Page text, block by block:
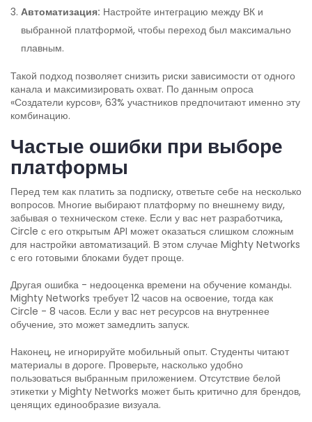
Автоматизация: Настройте интеграцию между ВК и
выбранной платформой, чтобы переход был максимально
плавным.
Такой подход позволяет снизить риски зависимости от одного
канала и максимизировать охват. По данным опроса
«Создатели курсов», 63% участников предпочитают именно эту
комбинацию.
Частые ошибки при выборе
платформы
Перед тем как платить за подписку, ответьте себе на несколько
вопросов. Многие выбирают платформу по внешнему виду,
забывая о техническом стеке. Если у вас нет разработчика,
Circle с его открытым API может оказаться слишком сложным
для настройки автоматизаций. В этом случае Mighty Networks
с его готовыми блоками будет проще.
Другая ошибка - недооценка времени на обучение команды.
Mighty Networks требует 12 часов на освоение, тогда как
Circle - 8 часов. Если у вас нет ресурсов на внутреннее
обучение, это может замедлить запуск.
Наконец, не игнорируйте мобильный опыт. Студенты читают
материалы в дороге. Проверьте, насколько удобно
пользоваться выбранным приложением. Отсутствие белой
этикетки у Mighty Networks может быть критично для брендов,
ценящих единообразие визуала.